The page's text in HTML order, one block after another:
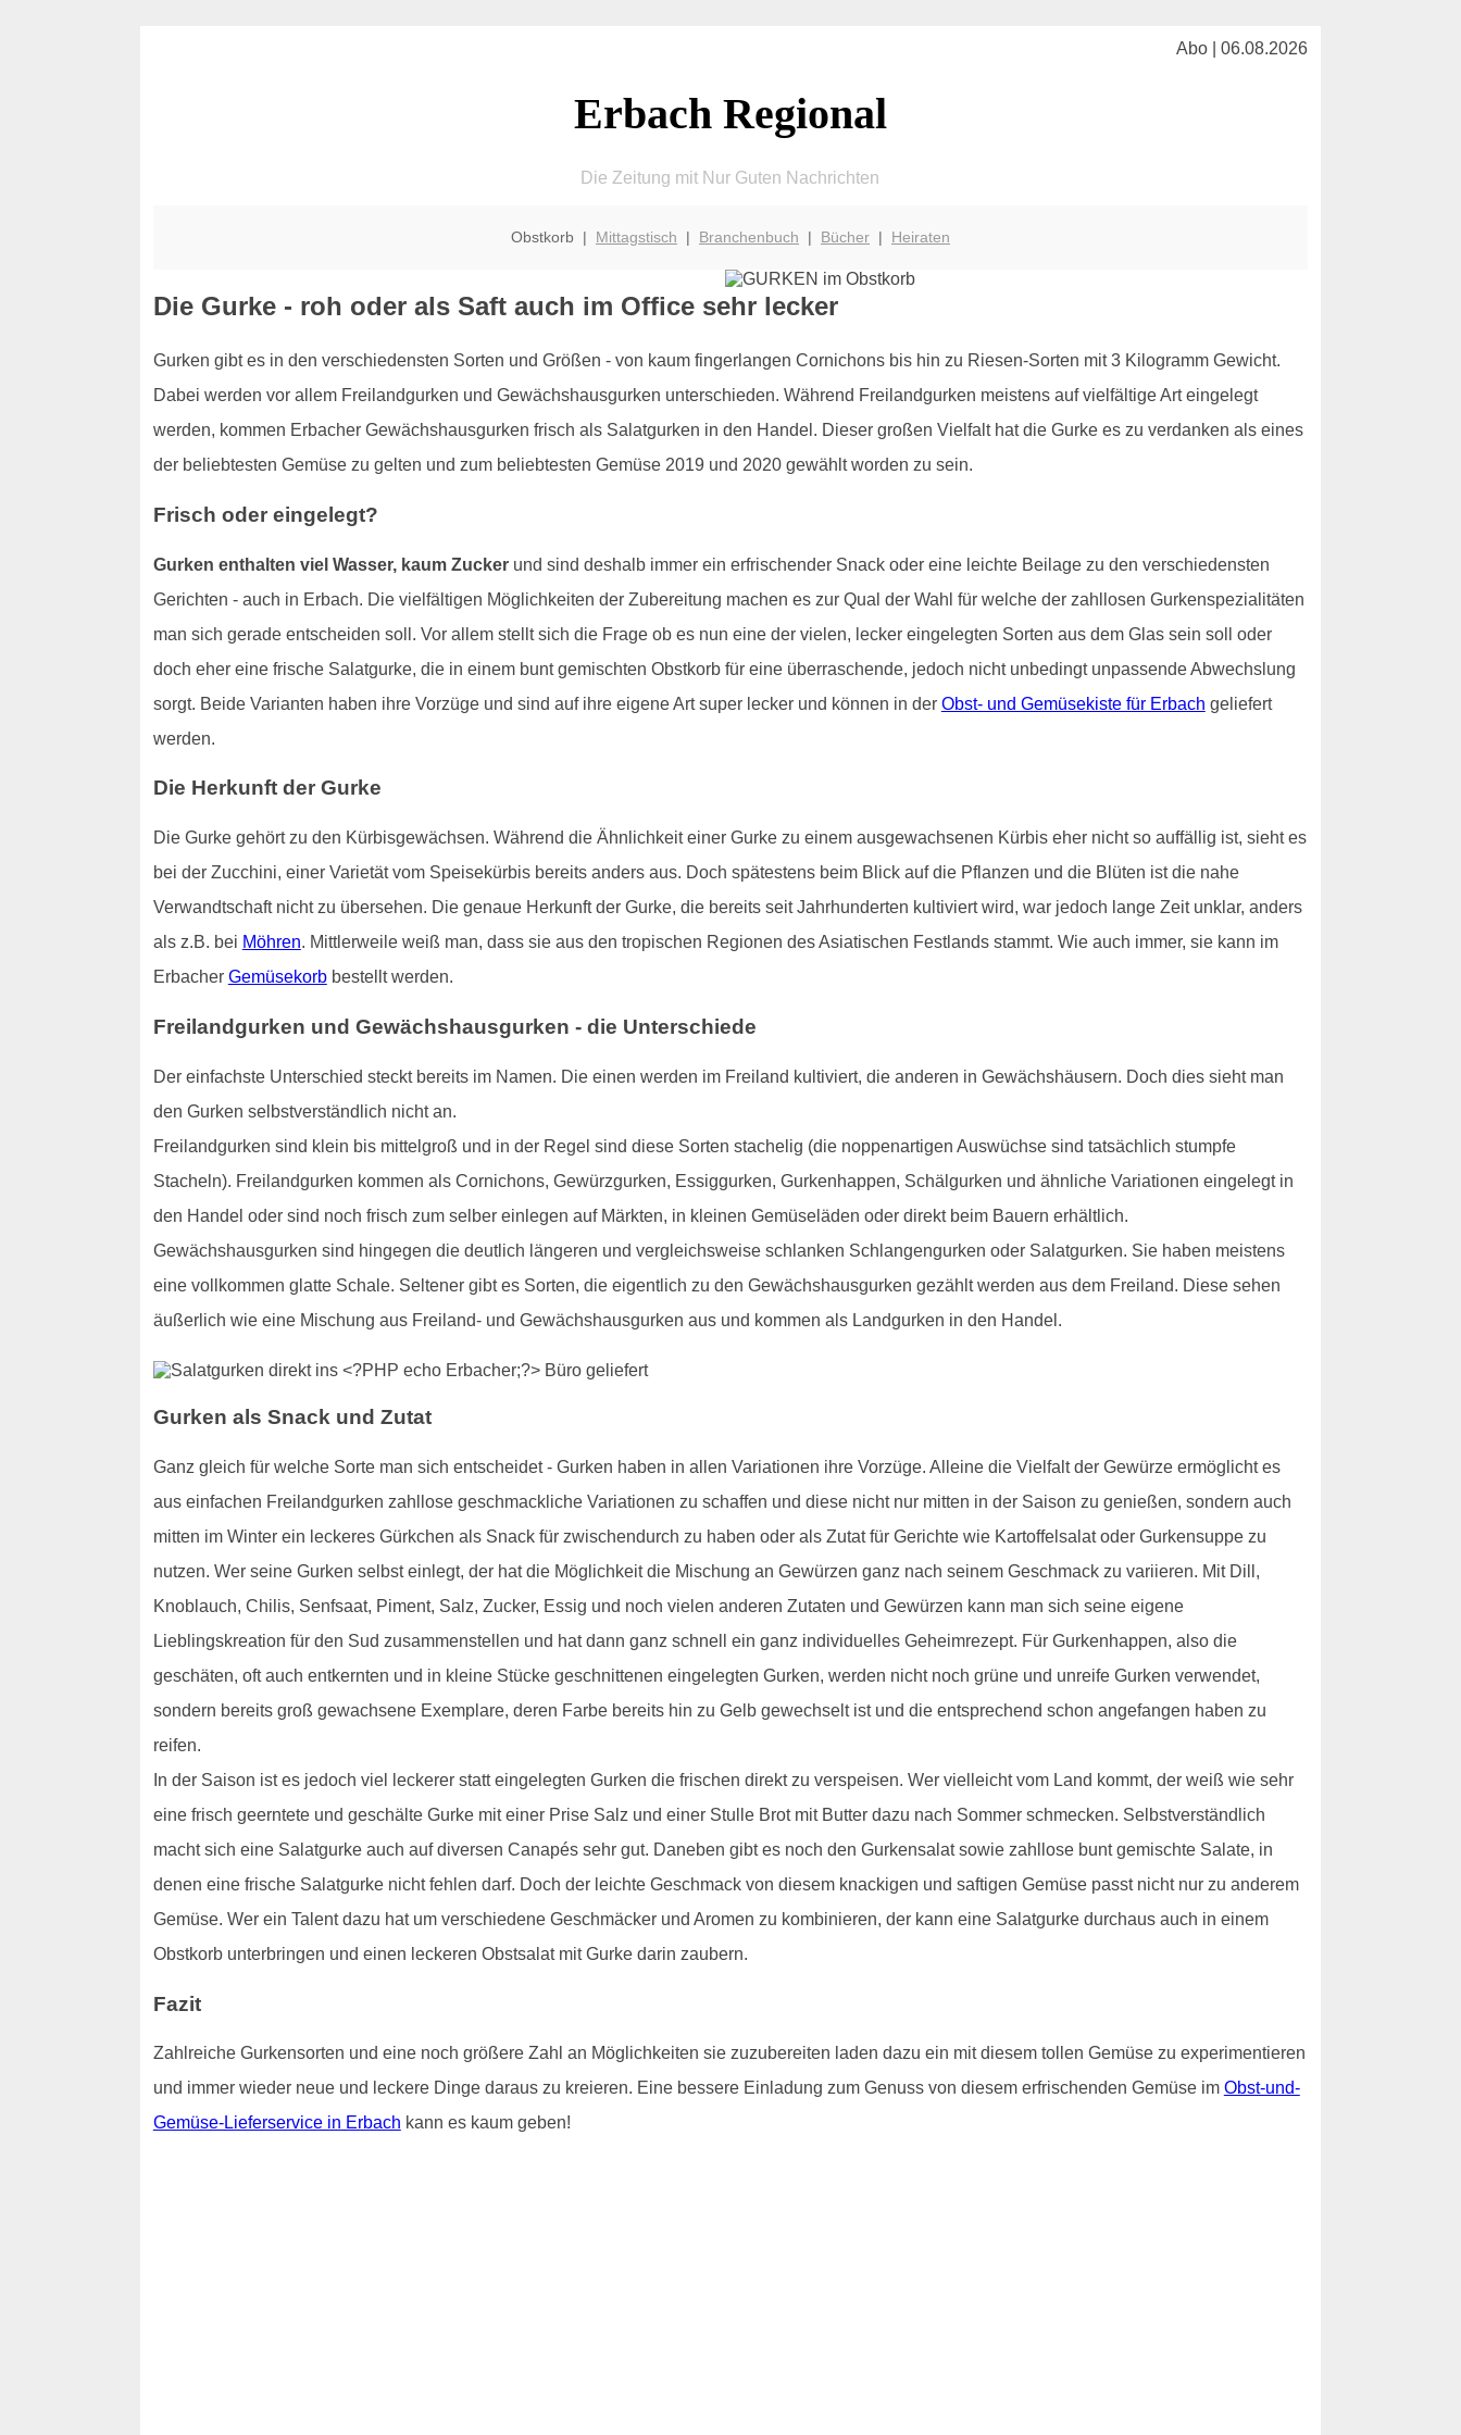
Abo | 06.08.2026
Erbach Regional
Die Zeitung mit Nur Guten Nachrichten
Obstkorb | Mittagstisch | Branchenbuch | Bücher| Heiraten
Die Gurke - roh oder als Saft auch im Office sehr lecker
Gurken gibt es in den verschiedensten Sorten und Größen - von kaum fingerlangen Cornichons bis hin zu Riesen-Sorten mit 3 Kilogramm Gewicht.
Dabei werden vor allem Freilandgurken und Gewächshausgurken unterschieden. Während Freilandgurken meistens auf vielfältige Art eingelegt
werden, kommen Erbacher Gewächshausgurken frisch als Salatgurken in den Handel. Dieser großen Vielfalt hat die Gurke es zu verdanken als eines
der beliebtesten Gemüse zu gelten und zum beliebtesten Gemüse 2019 und 2020 gewählt worden zu sein.
Frisch oder eingelegt?
Gurken enthalten viel Wasser, kaum Zuckerund sind deshalb immer ein erfrischender Snack oder eine leichte Beilage zu den verschiedensten
Gerichten - auch in Erbach. Die vielfältigen Möglichkeiten der Zubereitung machen es zur Qual der Wahl für welche der zahllosen Gurkenspezialitäten
man sich gerade entscheiden soll. Vor allem stellt sich die Frage ob es nun eine der vielen, lecker eingelegten Sorten aus dem Glas sein soll oder
doch eher eine frische Salatgurke, die in einem bunt gemischten Obstkorb für eine überraschende, jedoch nicht unbedingt unpassende Abwechslung
sorgt. Beide Varianten haben ihre Vorzüge und sind auf ihre eigene Art super lecker und können in der Obst- und Gemüsekiste für Erbach geliefert
werden.
Die Herkunft der Gurke
Die Gurke gehört zu den Kürbisgewächsen. Während die Ähnlichkeit einer Gurke zu einem ausgewachsenen Kürbis eher nicht so auffällig ist, sieht es
bei der Zucchini, einer Varietät vom Speisekürbis bereits anders aus. Doch spätestens beim Blick auf die Pflanzen und die Blüten ist die nahe
Verwandtschaft nicht zu übersehen. Die genaue Herkunft der Gurke, die bereits seit Jahrhunderten kultiviert wird, war jedoch lange Zeit unklar, anders
als z.B. bei Möhren. Mittlerweile weiß man, dass sie aus den tropischen Regionen des Asiatischen Festlands stammt. Wie auch immer, sie kann im
Erbacher Gemüsekorbbestellt werden.
Freilandgurken und Gewächshausgurken - die Unterschiede
Der einfachste Unterschied steckt bereits im Namen. Die einen werden im Freiland kultiviert, die anderen in Gewächshäusern. Doch dies sieht man
den Gurken selbstverständlich nicht an.
Freilandgurken sind klein bis mittelgroß und in der Regel sind diese Sorten stachelig (die noppenartigen Auswüchse sind tatsächlich stumpfe
Stacheln). Freilandgurken kommen als Cornichons, Gewürzgurken, Essiggurken, Gurkenhappen, Schälgurken und ähnliche Variationen eingelegt in
den Handel oder sind noch frisch zum selber einlegen auf Märkten, in kleinen Gemüseläden oder direkt beim Bauern erhältlich.
Gewächshausgurken sind hingegen die deutlich längeren und vergleichsweise schlanken Schlangengurken oder Salatgurken. Sie haben meistens
eine vollkommen glatte Schale. Seltener gibt es Sorten, die eigentlich zu den Gewächshausgurken gezählt werden aus dem Freiland. Diese sehen
äußerlich wie eine Mischung aus Freiland- und Gewächshausgurken aus und kommen als Landgurken in den Handel.
Gurken als Snack und Zutat
Ganz gleich für welche Sorte man sich entscheidet - Gurken haben in allen Variationen ihre Vorzüge. Alleine die Vielfalt der Gewürze ermöglicht es
aus einfachen Freilandgurken zahllose geschmackliche Variationen zu schaffen und diese nicht nur mitten in der Saison zu genießen, sondern auch
mitten im Winter ein leckeres Gürkchen als Snack für zwischendurch zu haben oder als Zutat für Gerichte wie Kartoffelsalat oder Gurkensuppe zu
nutzen. Wer seine Gurken selbst einlegt, der hat die Möglichkeit die Mischung an Gewürzen ganz nach seinem Geschmack zu variieren. Mit Dill,
Knoblauch, Chilis, Senfsaat, Piment, Salz, Zucker, Essig und noch vielen anderen Zutaten und Gewürzen kann man sich seine eigene
Lieblingskreation für den Sud zusammenstellen und hat dann ganz schnell ein ganz individuelles Geheimrezept. Für Gurkenhappen, also die
geschäten, oft auch entkernten und in kleine Stücke geschnittenen eingelegten Gurken, werden nicht noch grüne und unreife Gurken verwendet,
sondern bereits groß gewachsene Exemplare, deren Farbe bereits hin zu Gelb gewechselt ist und die entsprechend schon angefangen haben zu
reifen.
In der Saison ist es jedoch viel leckerer statt eingelegten Gurken die frischen direkt zu verspeisen. Wer vielleicht vom Land kommt, der weiß wie sehr
eine frisch geerntete und geschälte Gurke mit einer Prise Salz und einer Stulle Brot mit Butter dazu nach Sommer schmecken. Selbstverständlich
macht sich eine Salatgurke auch auf diversen Canapés sehr gut. Daneben gibt es noch den Gurkensalat sowie zahllose bunt gemischte Salate, in
denen eine frische Salatgurke nicht fehlen darf. Doch der leichte Geschmack von diesem knackigen und saftigen Gemüse passt nicht nur zu anderem
Gemüse. Wer ein Talent dazu hat um verschiedene Geschmäcker und Aromen zu kombinieren, der kann eine Salatgurke durchaus auch in einem
Obstkorb unterbringen und einen leckeren Obstsalat mit Gurke darin zaubern.
Fazit
Zahlreiche Gurkensorten und eine noch größere Zahl an Möglichkeiten sie zuzubereiten laden dazu ein mit diesem tollen Gemüse zu experimentieren
und immer wieder neue und leckere Dinge daraus zu kreieren. Eine bessere Einladung zum Genuss von diesem erfrischenden Gemüse im Obst-und-
Gemüse-Lieferservice in Erbach kann es kaum geben!